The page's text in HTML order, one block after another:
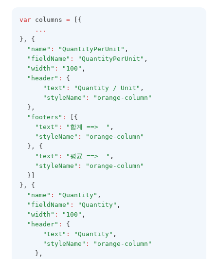
var columns = [{
...
} ,
{
"name" : "QuantityPerUnit" ,
"fieldName" : "QuantityPerUnit" ,
"width" : "100" ,
"header" :
{
"text" : "Quantity / Unit" ,
"styleName" :
"orange-column"
  }
,
"footers" :
[{
"text" : "합계 ==>  " ,
"styleName" :
"orange-column"
  }
,
{
"text" : "평균 ==>  " ,
"styleName" :
"orange-column"
  }]
} ,
{
"name" : "Quantity" ,
"fieldName" : "Quantity" ,
"width" : "100" ,
"header" :
{
"text" : "Quantity" ,
"styleName" :
"orange-column"
    }
,